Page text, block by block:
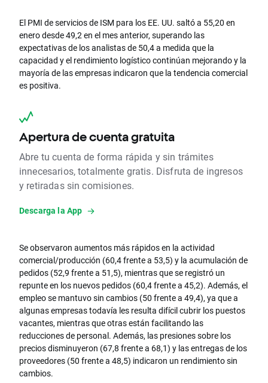
El PMI de servicios de ISM para los EE. UU. saltó a 55,20 en
enero desde 49,2 en el mes anterior, superando las
expectativas de los analistas de 50,4 a medida que la
capacidad y el rendimiento logístico continúan mejorando y la
mayoría de las empresas indicaron que la tendencia comercial
es positiva.
Apertura de cuenta gratuita
Abre tu cuenta de forma rápida y sin trámites
innecesarios, totalmente gratis. Disfruta de ingresos
y retiradas sin comisiones.
Descarga la App
Se observaron aumentos más rápidos en la actividad
comercial/producción (60,4 frente a 53,5) y la acumulación de
pedidos (52,9 frente a 51,5), mientras que se registró un
repunte en los nuevos pedidos (60,4 frente a 45,2). Además, el
empleo se mantuvo sin cambios (50 frente a 49,4), ya que a
algunas empresas todavía les resulta difícil cubrir los puestos
vacantes, mientras que otras están facilitando las
reducciones de personal. Además, las presiones sobre los
precios disminuyeron (67,8 frente a 68,1) y las entregas de los
proveedores (50 frente a 48,5) indicaron un rendimiento sin
cambios.